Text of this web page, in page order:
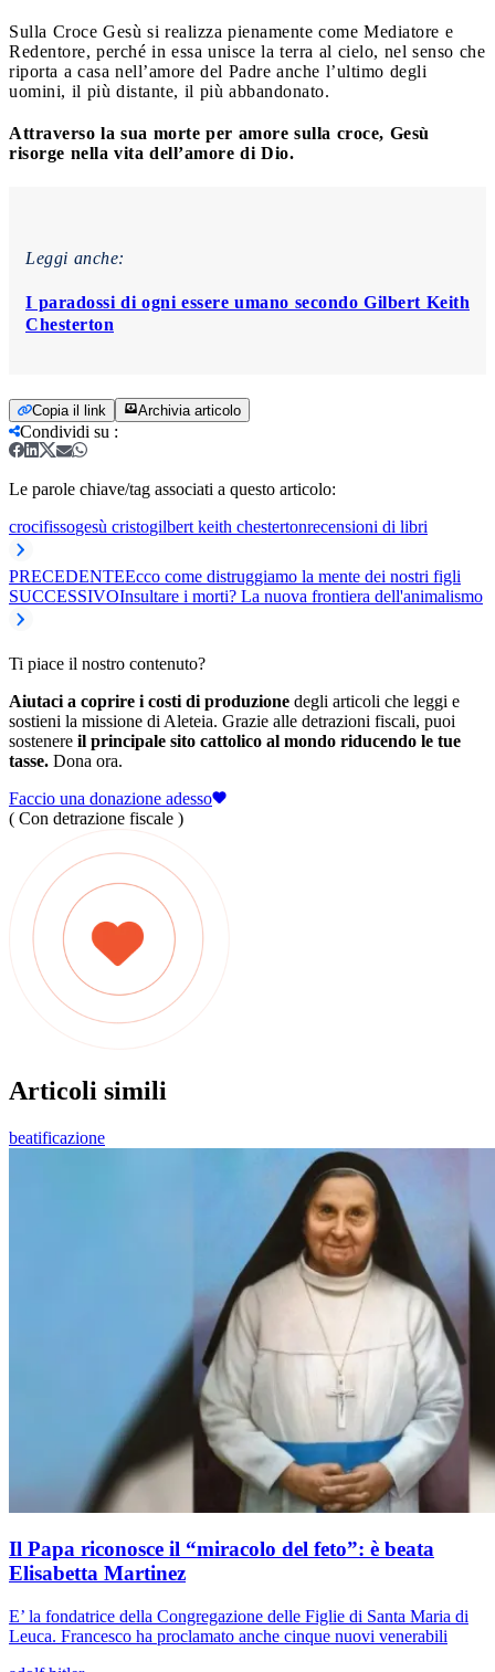
Sulla Croce Gesù si realizza pienamente come Mediatore e
Redentore, perché in essa unisce la terra al cielo, nel senso che
riporta a casa nell’amore del Padre anche l’ultimo degli
uomini, il più distante, il più abbandonato.
Attraverso la sua morte per amore sulla croce, Gesù
risorge nella vita dell’amore di Dio.
Leggi anche:
I paradossi di ogni essere umano secondo Gilbert Keith
Chesterton
Copia il link Archivia articolo
Condividi su :
Le parole chiave/tag associati a questo articolo:
crocifissogesù cristogilbert keith chestertonrecensioni di libri
PRECEDENTEEcco come distruggiamo la mente dei nostri figli
SUCCESSIVOInsultare i morti? La nuova frontiera dell'animalismo
Ti piace il nostro contenuto?
Aiutaci a coprire i costi di produzione degli articoli che leggi e
sostieni la missione di Aleteia. Grazie alle detrazioni fiscali, puoi
sostenere il principale sito cattolico al mondo riducendo le tue
tasse. Dona ora.
Faccio una donazione adesso
( Con detrazione fiscale )
Articoli simili
beatificazione
Il Papa riconosce il “miracolo del feto”: è beata
Elisabetta Martinez
E’ la fondatrice della Congregazione delle Figlie di Santa Maria di
Leuca. Francesco ha proclamato anche cinque nuovi venerabili